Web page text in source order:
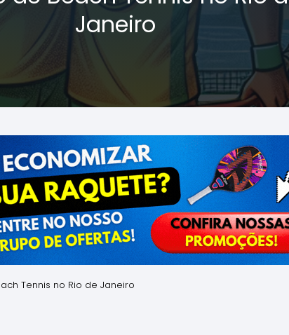
Janeiro
Tennis no Rio de Janeiro